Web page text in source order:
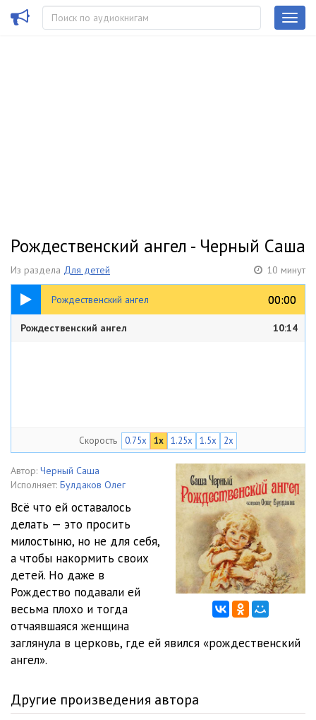
Рождественский ангел - Черный Саша
Из раздела Для детей 10 минут
Рождественский ангел 00:00
00:00
10:14
Рождественский ангел 10:14
Скорость 0.75x 1x 1.25x 1.5x 2x
Автор: Черный Саша
Исполняет: Булдаков Олег
Всё что ей оставалось
делать — это просить
милостыню, но не для себя,
а чтобы накормить своих
детей. Но даже в
Рождество подавали ей
весьма плохо и тогда
отчаявшаяся женщина
заглянула в церковь, где ей явился «рождественский
ангел».
Другие произведения автора